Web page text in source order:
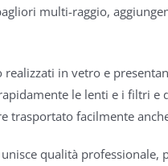
multi-raggio,
in vetro e
le lenti e i filtri
trasportato facilmente
unisce qualità